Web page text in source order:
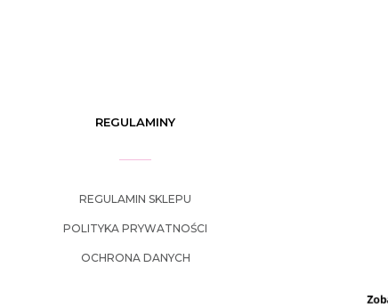
REGULAMINY
REGULAMIN SKLEPU
POLITYKA PRYWATNOŚCI
OCHRONA DANYCH